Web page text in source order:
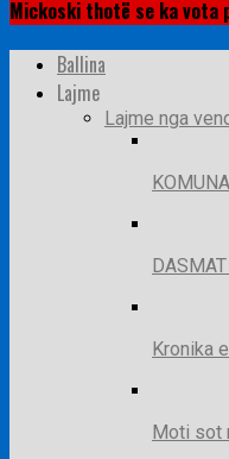
Mickoski thotë se ka vota
Ballina
Lajme
Lajme nga
Kronika
Moti sot